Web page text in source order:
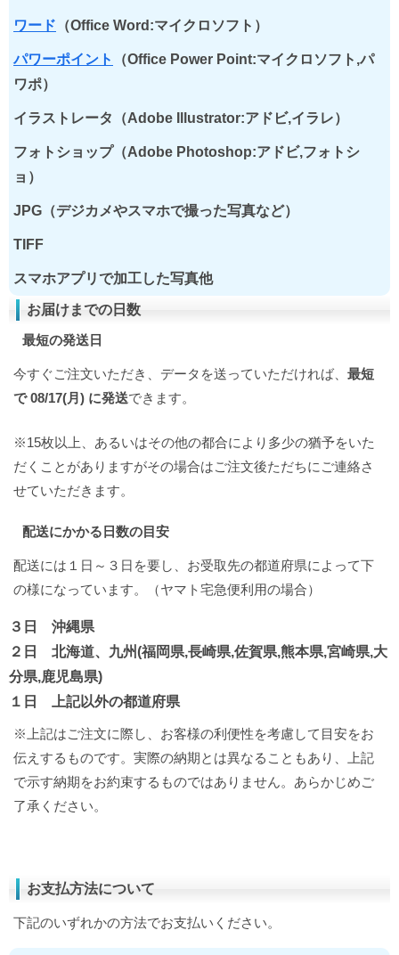
ワード （Office Word:マイクロソフト）
パワーポイント
（Office Power Point:マイクロソフト,パ
ワポ）
イラストレータ（Adobe Illustrator:アドビ,イラレ）
フォトショップ（Adobe Photoshop:アドビ,フォトシ
ョ）
JPG（デジカメやスマホで撮った写真など）
TIFF
スマホアプリで加工した写真他
お届けまでの日数
最短の発送日
今すぐご注文いただき、データを送っていただければ、 最短
で 08/17(月) に発送できます。
※15枚以上、あるいはその他の都合により多少の猶予をいた
だくことがありますがその場合はご注文後ただちにご連絡さ
せていただきます。
配送にかかる日数の目安
配送には１日～３日を要し、お受取先の都道府県によって下
の様になっています。（ヤマト宅急便利用の場合）
３日 沖縄県
２日 北海道、九州(福岡県,長崎県,佐賀県,熊本県,宮崎県,大
分県,鹿児島県)
１日 上記以外の都道府県
※上記はご注文に際し、お客様の利便性を考慮して目安をお
伝えするものです。実際の納期とは異なることもあり、上記
で示す納期をお約束するものではありません。あらかじめご
了承ください。
お支払方法について
下記のいずれかの方法でお支払いください。